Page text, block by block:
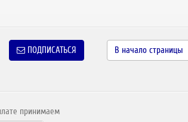
ПОДПИСАТЬСЯ В начало страницы
принимаем